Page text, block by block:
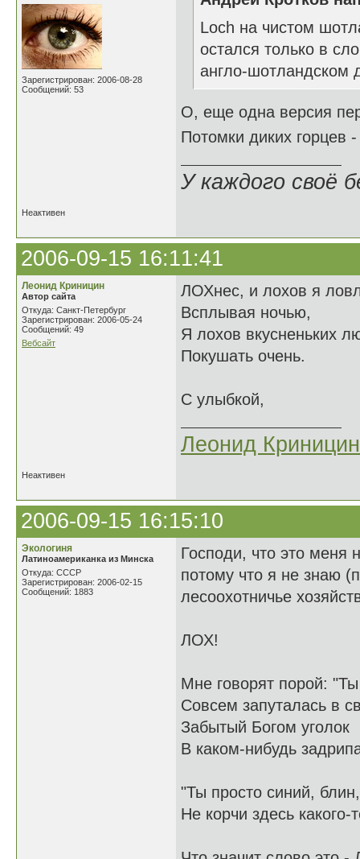
Зарегистрирован: 2006-08-28
Сообщений: 53
Loch на чистом
остался только в
англо-шотландском
О, еще одна версия
Потомки диких горцев
У каждого своё
Неактивен
2006-09-15 16:11:41
Леонид Криницин
Автор сайта
Откуда: Санкт-Петербург
Зарегистрирован: 2006-05-24
Сообщений: 49
Вебсайт
ЛОХнес, и лохов я
Всплывая ночью,
Я лохов вкусненьких
Покушать очень.
С улыбкой,
Леонид Криницин
Неактивен
2006-09-15 16:15:10
Экологиня
Латиноамериканка из Минска
Откуда: СССР
Зарегистрирован: 2006-02-15
Сообщений: 1883
Господи, что это меня
потому что я не знаю
лесоохотничье
ЛОХ!
Мне говорят порой:
Совсем запуталась в
Забытый Богом уголок
В каком-нибудь
"Ты просто синий,
Не корчи здесь какого-